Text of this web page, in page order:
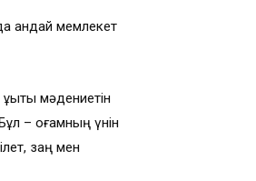
қандай мемлекет
мәдениетін
– қоғамның үнін
заң мен